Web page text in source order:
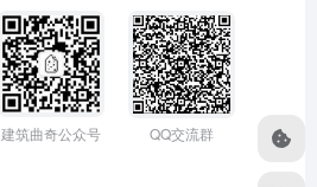
建筑曲奇公众号 QQ交流群